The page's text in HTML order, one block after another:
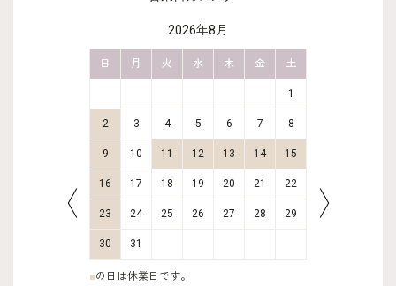
2026年8月
日 月 火 水 木 金 土
1
2 3 4 5 6 7 8
9 10 11 12 13 14 15
16 17 18 19 20 21 22
23 24 25 26 27 28 29
30 31
■の日は休業日です。